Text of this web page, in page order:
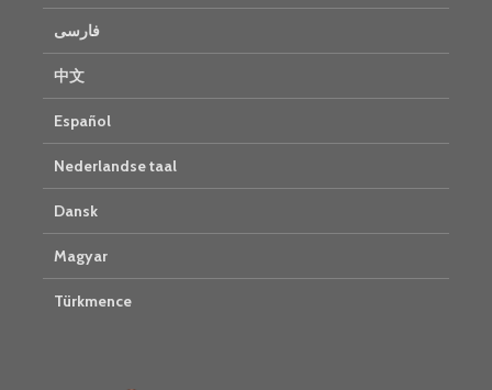
فارسی
中文
Español
Nederlandse taal
Dansk
Magyar
Türkmence